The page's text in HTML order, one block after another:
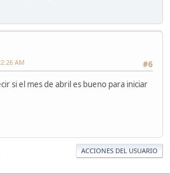
#6
AM
si el mes de abril es bueno para iniciar
ACCIONES DEL USUARIO